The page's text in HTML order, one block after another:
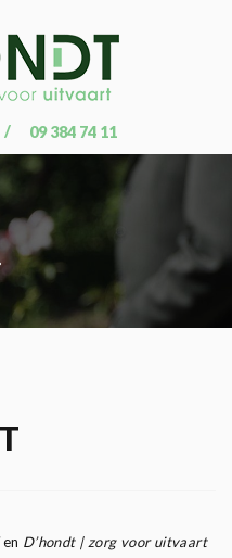
09 384 74 11
en D’hondt | zorg voor uitvaart